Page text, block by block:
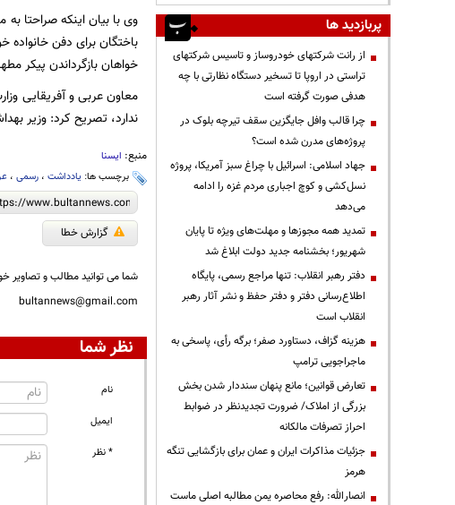
وی با بیان اینکه صراحتا
باختگان برای دفن
خواهان بازگرداندن پیکر
معاون عربی و آفریقایی
ندارد، تصریح کرد: وزیر
منبع: ایسنا
برچسب ها: یادداشت، رسمی،
گزارش خطا
شما می توانید مطالب و تصاویر
bultannews@gmail.com
نظر شما
نام
ایمیل
* نظر
پربازدید ها
از رانت‌ شرکتهای خودروساز و تاسیس شرکتهای
تراستی در اروپا تا تسخیر دستگاه نظارتی با چه
هدفی صورت گرفته است
چرا قالب وافل جایگزین سقف تیرچه بلوک در
پروژه‌های مدرن شده است؟
جهاد اسلامی: اسرائیل با چراغ سبز آمریکا، پروژه
نسل‌کشی و کوچ اجباری مردم غزه را ادامه
می‌دهد
تمدید همه مجوزها و مهلت‌های ویژه تا پایان
شهریور؛ بخشنامه جدید دولت ابلاغ شد
دفتر رهبر انقلاب: تنها مراجع رسمی، پایگاه
اطلاع‌رسانی دفتر و دفتر حفظ و نشر آثار رهبر
انقلاب است
هزینه گزاف، دستاورد صفر؛ برگه رأی، پاسخی به
ماجراجویی ترامپ
تعارض قوانین؛ مانع پنهان سنددار شدن بخش
بزرگی از املاک/ ضرورت تجدیدنظر در ضوابط
احراز تصرفات مالکانه
جزئیات مذاکرات ایران و عمان برای بازگشایی تنگه
هرمز
انصارالله: رفع محاصره یمن مطالبه اصلی ماست